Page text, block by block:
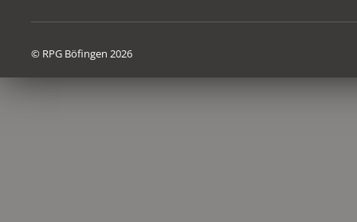
© RPG Böfingen 2026